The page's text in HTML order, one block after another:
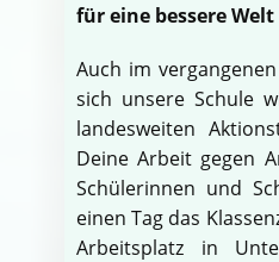
für eine bessere Welt
Auch im
sich unsere Schule
landesweiten
Deine Arbeit gegen
Schülerinnen und
einen Tag das
Arbeitsplatz in